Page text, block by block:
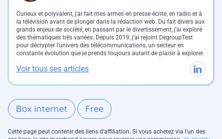
Curieux et polyvalent, j’ai fait mes armes en presse écrite, en radio et à
la télévision avant de plonger dans la rédaction web. Du fait divers aux
grands enjeux de société, en passant par le divertissement, j’ai exploré
des thématiques très variées. Depuis 2019, j’ai rejoint DegroupTest
pour décrypter l’univers des télécommunications, un secteur en
constante évolution que je prends toujours autant de plaisir à explorer.
Voir tous ses articles
Box internet Free
Cette page peut contenir des liens d’affiliation. Si vous achetez via l'un des